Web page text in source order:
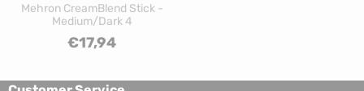
Mehron CreamBlend Stick -
Medium/Dark 4
€17,94